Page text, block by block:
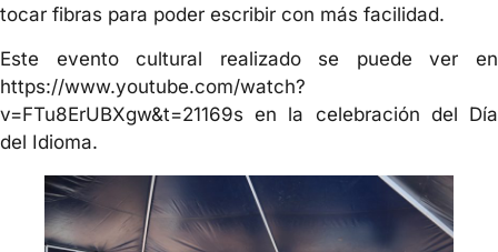
tocar fibras para poder escribir con más facilidad.
Este evento cultural realizado se puede ver en
https://www.youtube.com/watch?
v=FTu8ErUBXgw&t=21169s en la celebración del Día
del Idioma.